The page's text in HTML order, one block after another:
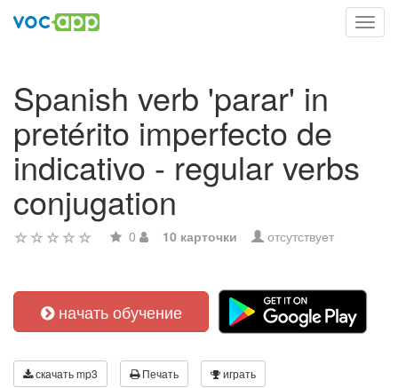
Spanish verb 'parar' in
pretérito imperfecto de
indicativo - regular verbs
conjugation
0 10 карточки отсутствует
начать обучение
скачать mp3 Печать играть